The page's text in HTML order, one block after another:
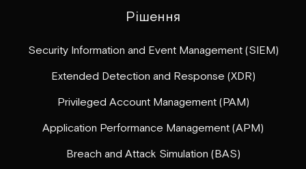
Рішення
Security Information and Event Management (SIEM)
Extended Detection and Response (XDR)
Privileged Account Management (PAM)
Application Performance Management (APM)
Breach and Attack Simulation (BAS)